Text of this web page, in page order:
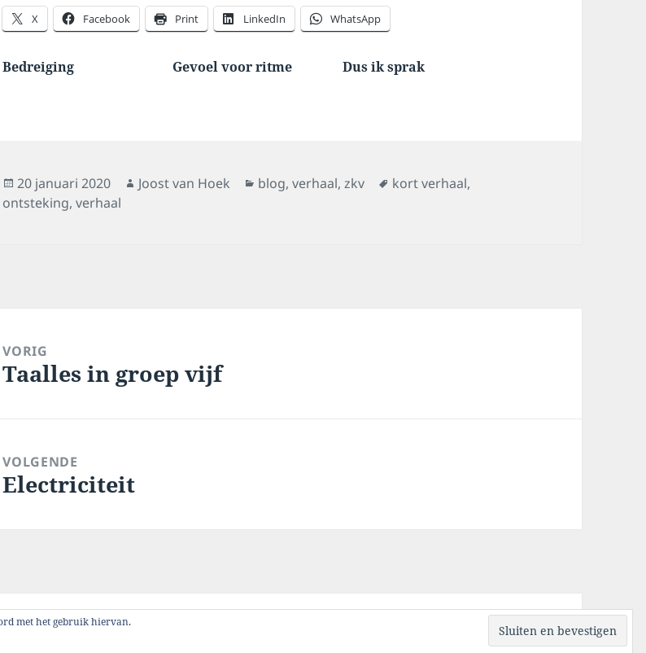
X Facebook Print LinkedIn WhatsApp
Bedreiging Gevoel voor ritme Dus ik sprak
Geplaatst
op
20 januari 2020 Auteur
Joost van Hoek Categorieën
blog,verhaal,zkv Tags
kort verhaal,
ontsteking,verhaal
VORIG
Vorig
Taalles in groep vijf
VOLGENDE
Volgend
Electriciteit
met het gebruik hiervan.